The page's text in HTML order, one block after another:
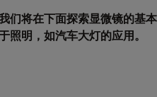
们将在下面探索显微镜的基
照明，如汽车大灯的应用。